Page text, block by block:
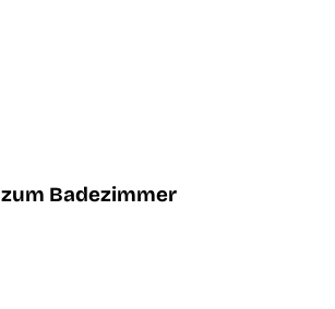
Badezimmer